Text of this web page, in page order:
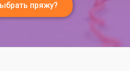
пряжу?